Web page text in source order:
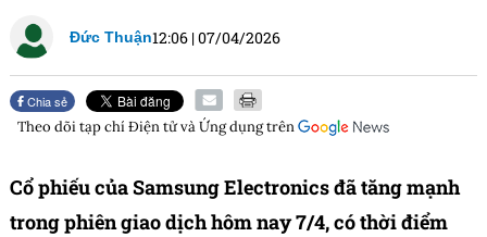
Đức Thuận12:06 |07/04/2026
Chia sẻ
Theo dõi tạp chíĐiện tử và Ứng dụngtrên
Cổ phiếu của Samsung Electronics đã tăng mạnh
trong phiên giao dịch hôm nay 7/4, có thời điểm